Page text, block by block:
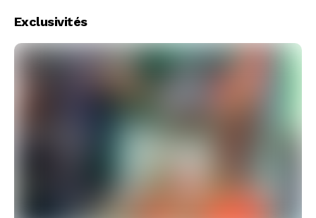
Exclusivités